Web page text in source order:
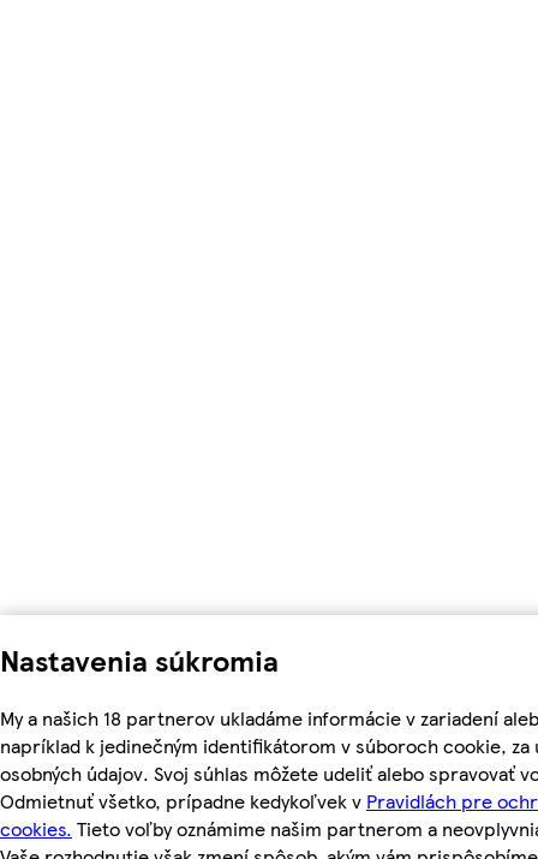
Nastavenia súkromia
My a našich 18 partnerov ukladáme informácie v zariadení
napríklad k jedinečným identifikátorom v súboroch cookie,
osobných údajov. Svoj súhlas môžete udeliť alebo spravovať
Odmietnuť všetko, prípadne kedykoľvek v Pravidlách pre
cookies. Tieto voľby oznámime našim partnerom a